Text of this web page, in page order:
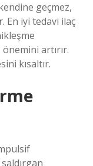
geçmez,
En iyi tedavi ilaç
önemini artırır.
kısaltır.